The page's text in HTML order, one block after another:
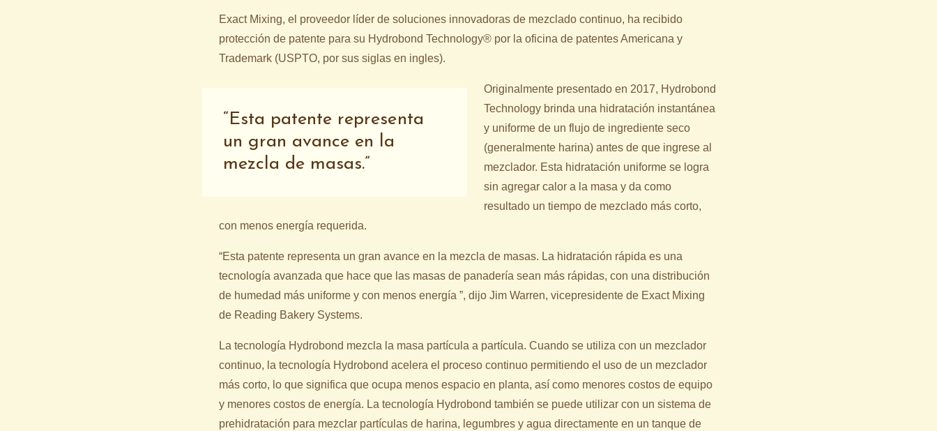
Exact Mixing, el proveedor líder de soluciones innovadoras de mezclado continuo, ha recibido
protección de patente para su Hydrobond Technology® por la oficina de patentes Americana y
Trademark (USPTO, por sus siglas en ingles).
Esta patente representa
un gran avance en la
mezcla de masas.
Originalmente presentado en 2017, Hydrobond
Technology brinda una hidratación instantánea
y uniforme de un flujo de ingrediente seco
(generalmente harina) antes de que ingrese al
mezclador. Esta hidratación uniforme se logra
sin agregar calor a la masa y da como
resultado un tiempo de mezclado más corto,
con menos energía requerida.
“Esta patente representa un gran avance en la mezcla de masas. La hidratación rápida es una
tecnología avanzada que hace que las masas de panadería sean más rápidas, con una distribución
de humedad más uniforme y con menos energía ”, dijo Jim Warren, vicepresidente de Exact Mixing
de Reading Bakery Systems.
La tecnología Hydrobond mezcla la masa partícula a partícula. Cuando se utiliza con un mezclador
continuo, la tecnología Hydrobond acelera el proceso continuo permitiendo el uso de un mezclador
más corto, lo que significa que ocupa menos espacio en planta, así como menores costos de equipo
y menores costos de energía. La tecnología Hydrobond también se puede utilizar con un sistema de
prehidratación para mezclar partículas de harina, legumbres y agua directamente en un tanque de